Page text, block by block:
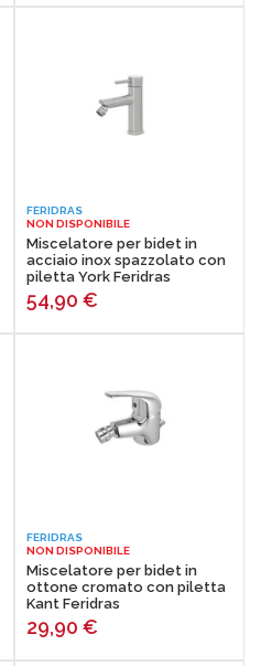
FERIDRAS
NON DISPONIBILE
Miscelatore per bidet in
acciaio inox spazzolato con
piletta York Feridras
54,90 €
FERIDRAS
NON DISPONIBILE
Miscelatore per bidet in
ottone cromato con piletta
Kant Feridras
29,90 €